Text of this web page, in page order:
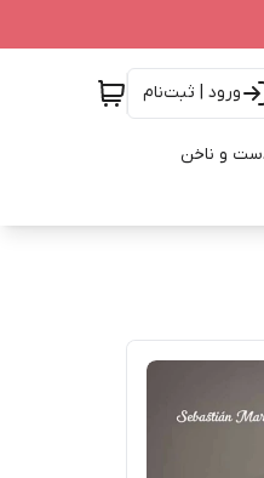
ورود | ثبت‌نام
و ناخن